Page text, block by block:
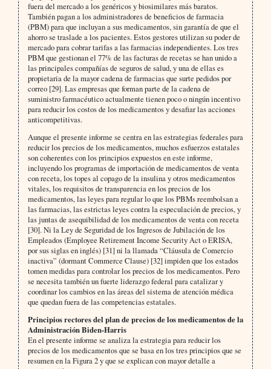
fuera del mercado a los genéricos y biosimilares más baratos.
También pagan a los administradores de beneficios de farmacia
(PBM) para que incluyan a sus medicamentos, sin garantía de que el
ahorro se traslade a los pacientes. Estos gestores utilizan su poder de
mercado para cobrar tarifas a las farmacias independientes. Los tres
PBM que gestionan el 77% de las facturas de recetas se han unido a
las principales compañías de seguros de salud, y una de ellas es
propietaria de la mayor cadena de farmacias que surte pedidos por
correo [29]. Las empresas que forman parte de la cadena de
suministro farmacéutico actualmente tienen poco o ningún incentivo
para reducir los costos de los medicamentos y desafiar las acciones
anticompetitivas.
Aunque el presente informe se centra en las estrategias federales para
reducir los precios de los medicamentos, muchos esfuerzos estatales
son coherentes con los principios expuestos en este informe,
incluyendo los programas de importación de medicamentos de venta
con receta, los topes al copago de la insulina y otros medicamentos
vitales, los requisitos de transparencia en los precios de los
medicamentos, las leyes para regular lo que los PBMs reembolsan a
las farmacias, las estrictas leyes contra la especulación de precios, y
las juntas de asequibilidad de los medicamentos de venta con receta
[30]. Ni la Ley de Seguridad de los Ingresos de Jubilación de los
Empleados (Employee Retirement Income Security Act o ERISA,
por sus siglas en inglés) [31] ni la llamada “Cláusula de Comercio
inactiva” (dormant Commerce Clause) [32] impiden que los estados
tomen medidas para controlar los precios de los medicamentos. Pero
se necesita también un fuerte liderazgo federal para catalizar y
coordinar los cambios en las áreas del sistema de atención médica
que quedan fuera de las competencias estatales.
Principios rectores del plan de precios de los medicamentos de la
Administración Biden-Harris
En el presente informe se analiza la estrategia para reducir los
precios de los medicamentos que se basa en los tres principios que se
resumen en la Figura 2 y que se explican con mayor detalle a